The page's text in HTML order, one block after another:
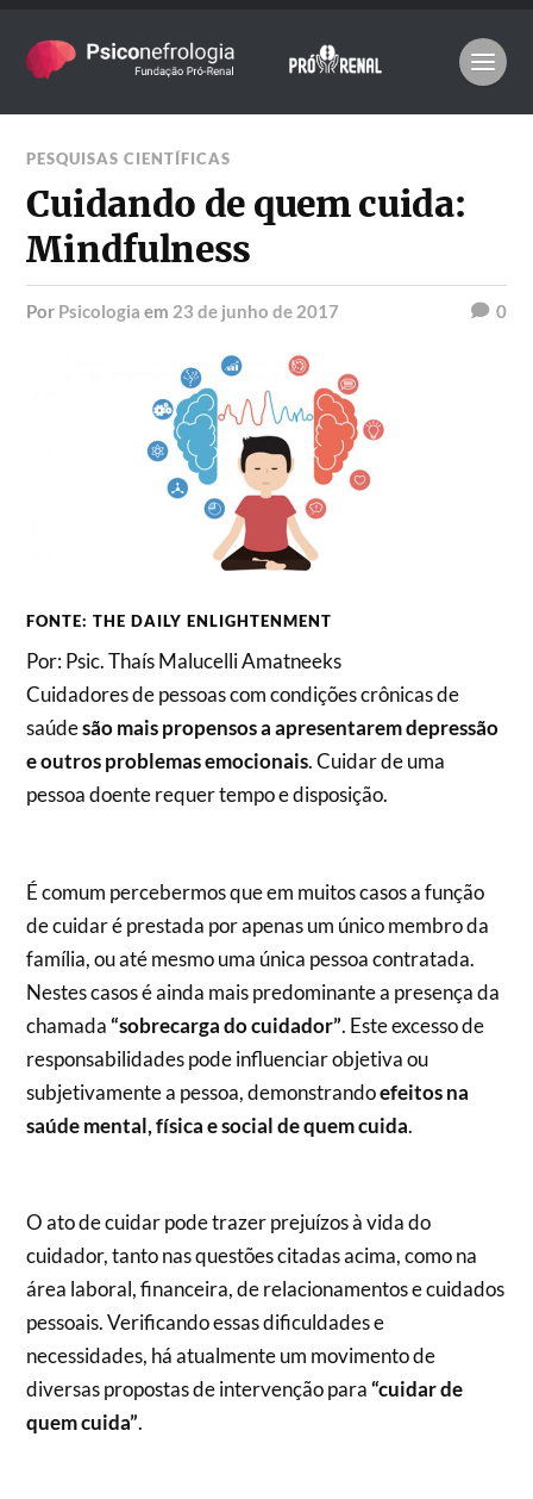
PESQUISAS CIENTÍFICAS
Cuidando de quem cuida:
Mindfulness
por Psicologia em 23 de junho de 2017 0
FONTE: THE DAILY ENLIGHTENMENT
Por: Psic. Thaís Malucelli Amatneeks
Cuidadores de pessoas com condições crônicas de
saúdesão mais propensos a apresentarem depressão
e outros problemas emocionais. Cuidar de uma
pessoa doente requer tempo e disposição.
É comum percebermos que em muitos casos a função
de cuidar é prestada por apenas um único membro da
família, ou até mesmo uma única pessoa contratada.
Nestes casos é ainda mais predominante a presença da
chamada“sobrecarga do cuidador”. Este excesso de
responsabilidades pode influenciar objetiva ou
subjetivamente a pessoa, demonstrandoefeitos na
saúde mental, física e social de quem cuida.
O ato de cuidar pode trazer prejuízos à vida do
cuidador, tanto nas questões citadas acima, como na
área laboral, financeira, de relacionamentos e cuidados
pessoais. Verificando essas dificuldades e
necessidades, há atualmente um movimento de
diversas propostas de intervenção para“cuidar de
quem cuida”.